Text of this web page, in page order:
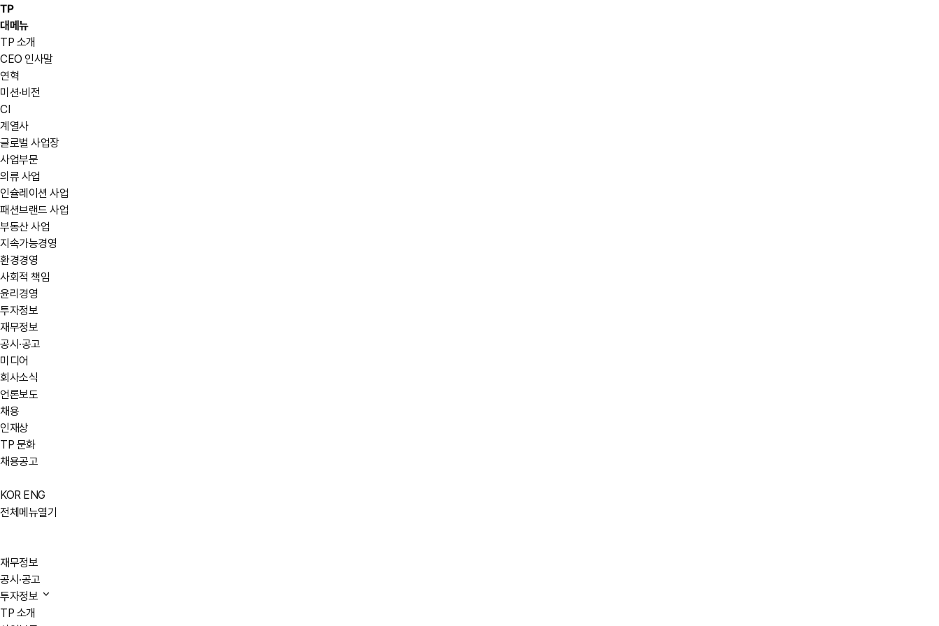
TP
대메뉴
TP 소개
CEO 인사말
연혁
미션·비전
CI
계열사
글로벌 사업장
사업부문
의류 사업
인슐레이션 사업
패션브랜드 사업
부동산 사업
지속가능경영
환경경영
사회적 책임
윤리경영
투자정보
재무정보
공시·공고
미디어
회사소식
언론보도
채용
인재상
TP 문화
채용공고
KOR ENG
전체메뉴열기
재무정보
공시·공고
투자정보
TP 소개